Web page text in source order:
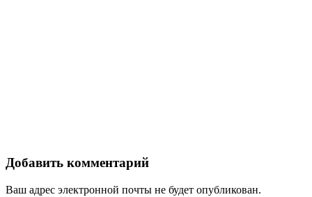
Добавить комментарий
Ваш адрес электронной почты не будет опубликован.